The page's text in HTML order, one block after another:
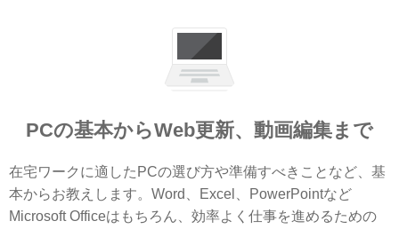
PCの基本からWeb更新、動画編集まで
在宅ワークに適したPCの選び方や準備すべきことなど、基
本からお教えします。Word、Excel、PowerPointなど
Microsoft Officeはもちろん、効率よく仕事を進めるための